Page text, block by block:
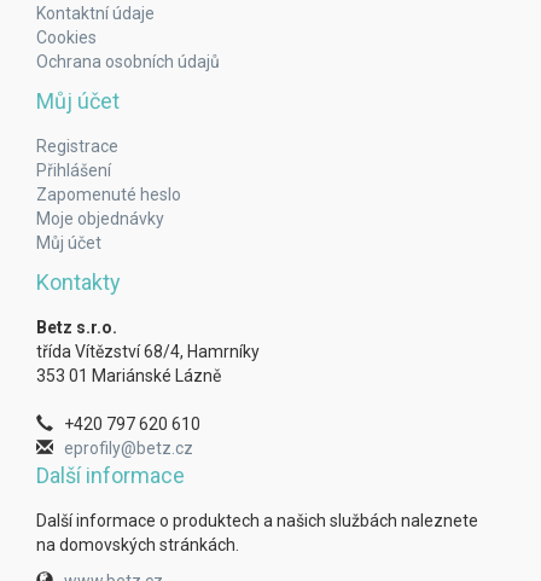
Kontaktní údaje
Cookies
Ochrana osobních údajů
Můj účet
Registrace
Přihlášení
Zapomenuté heslo
Moje objednávky
Můj účet
Kontakty
Betz s.r.o.
třída Vítězství 68/4, Hamrníky
353 01 Mariánské Lázně
+420 797 620 610
eprofily@betz.cz
Další informace
Další informace o produktech a našich službách naleznete
na domovských stránkách.